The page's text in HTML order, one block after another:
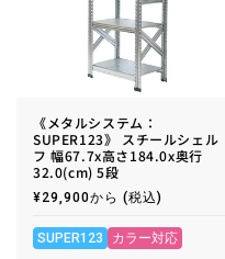
《メタルシステム：
SUPER123》 スチールシェル
フ 幅67.7x高さ184.0x奥行
32.0(cm) 5段
通
価
格
¥29,900から (税込)
SUPER123 カラー対応